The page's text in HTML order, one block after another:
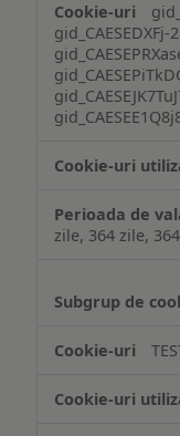
gid_CAESEDXFj-
zile, 364 zile,